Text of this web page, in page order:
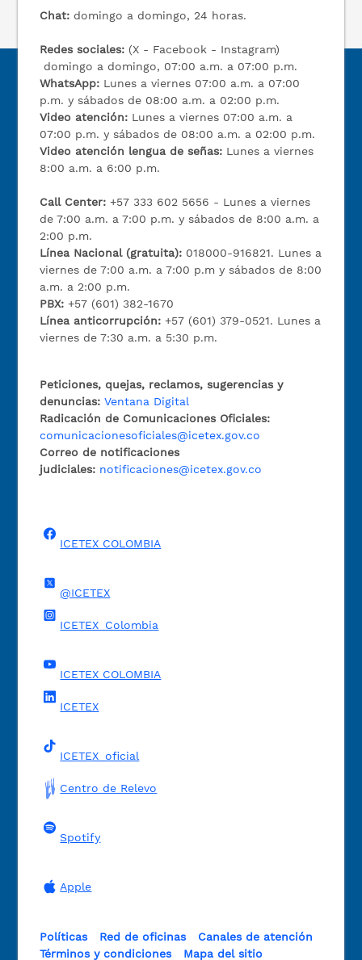
Chat: domingo a domingo, 24 horas.
Redes sociales: (X - Facebook - Instagram)
domingo a domingo, 07:00 a.m. a 07:00 p.m.
WhatsApp: Lunes a viernes 07:00 a.m. a 07:00
p.m. y sábados de 08:00 a.m. a 02:00 p.m.
Video atención: Lunes a viernes 07:00 a.m. a
07:00 p.m. y sábados de 08:00 a.m. a 02:00 p.m.
Video atención lengua de señas: Lunes a viernes
8:00 a.m. a 6:00 p.m.
Call Center:+57 333 602 5656 - Lunes a viernes
de 7:00 a.m. a 7:00 p.m. y sábados de 8:00 a.m. a
2:00 p.m.
Línea Nacional (gratuita): 018000-916821. Lunes a
viernes de 7:00 a.m. a 7:00 p.m y sábados de 8:00
a.m. a 2:00 p.m.
PBX:+57 (601) 382-1670
Línea anticorrupción:+57 (601) 379-0521. Lunes a
viernes de 7:30 a.m. a 5:30 p.m.
Peticiones, quejas, reclamos, sugerencias y
denuncias: Ventana Digital
Radicación de Comunicaciones Oficiales:
comunicacionesoficiales@icetex.gov.co
Correo de notificaciones
judiciales: notificaciones@icetex.gov.co
ICETEX COLOMBIA
@ICETEX
ICETEX_Colombia
ICETEX COLOMBIA
ICETEX
ICETEX_oficial
Centro de Relevo
Spotify
Apple
Políticas Red de oficinas
Canales de atención
Términos y condiciones
Mapa del sitio